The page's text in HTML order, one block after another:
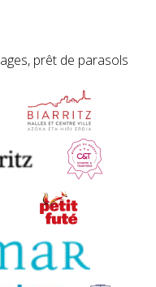
prêt de parasols